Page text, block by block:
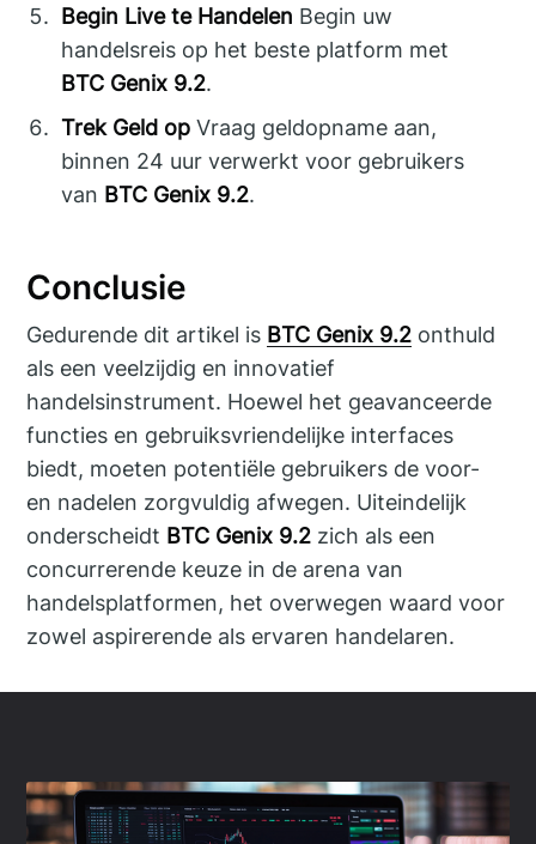
Begin Live te Handelen Begin uw
handelsreis op het beste platform met
BTC Genix 9.2.
Trek Geld op Vraag geldopname aan,
binnen 24 uur verwerkt voor gebruikers
van BTC Genix 9.2.
Conclusie
Gedurende dit artikel is BTC Genix 9.2 onthuld
als een veelzijdig en innovatief
handelsinstrument. Hoewel het geavanceerde
functies en gebruiksvriendelijke interfaces
biedt, moeten potentiële gebruikers de voor-
en nadelen zorgvuldig afwegen. Uiteindelijk
onderscheidt BTC Genix 9.2 zich als een
concurrerende keuze in de arena van
handelsplatformen, het overwegen waard voor
zowel aspirerende als ervaren handelaren.